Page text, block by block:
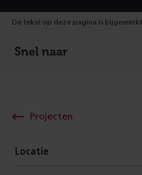
De tekst op deze pagina is
Snel naar
Projecten
Locatie